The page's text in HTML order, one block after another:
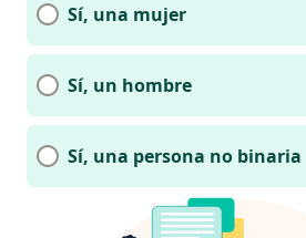
Sí, una mujer
Sí, un hombre
Sí, una persona no binaria